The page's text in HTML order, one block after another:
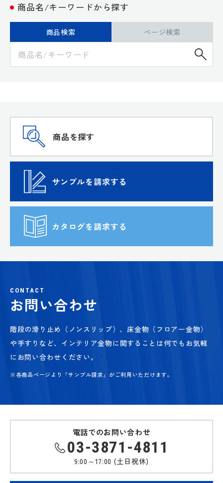
商品名/キーワードから探す
商品検索 ページ検索
商品を探す
サンプルを請求する
カタログを請求する
CONTACT
お問い合わせ
階段の滑り止め（ノンスリップ）、床金物（フロアー金物）
や手すりなど、 インテリア金物に関することは何でもお気軽
にお問い合わせください。
※各商品ページより「サンプル請求」がご利用いただけます。
電話でのお問い合わせ
03-3871-4811
9:00～17:00 (土日祝休)